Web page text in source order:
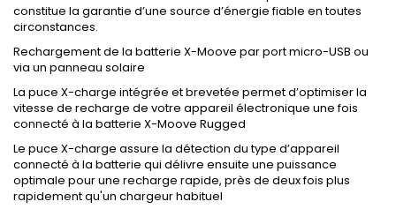
constitue la garantie d’une source d’énergie fiable en toutes
circonstances.
Rechargement de la batterie X-Moove par port micro-USB ou
via un panneau solaire
La puce X-charge intégrée et brevetée permet d’optimiser la
vitesse de recharge de votre appareil électronique une fois
connecté à la batterie X-Moove Rugged
Le puce X-charge assure la détection du type d’appareil
connecté à la batterie qui délivre ensuite une puissance
optimale pour une recharge rapide, près de deux fois plus
rapidement qu'un chargeur habituel